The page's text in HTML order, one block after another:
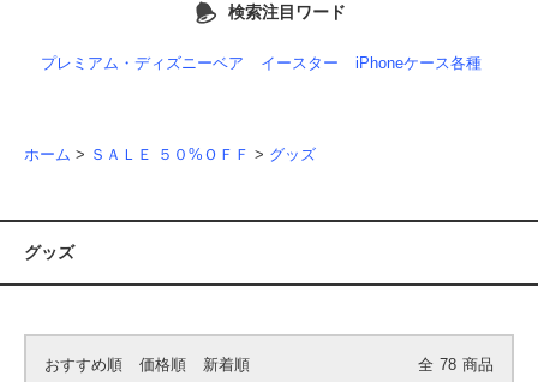
検索注目ワード
プレミアム・ディズニーベア イースター iPhoneケース各種
ホーム > ＳＡＬＥ ５０%ＯＦＦ > グッズ
グッズ
おすすめ順 価格順 新着順 全 78 商品